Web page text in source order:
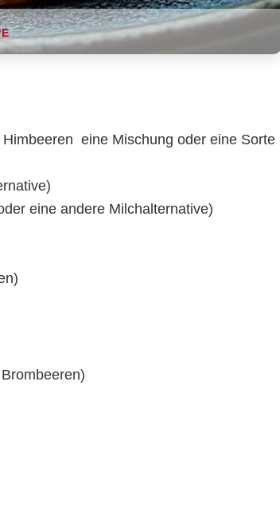
 eine Mischung oder eine Sorte
eine andere Milchalternative)